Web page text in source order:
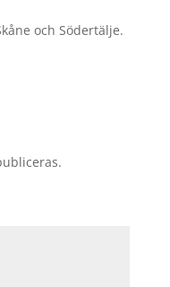
och Södertälje.